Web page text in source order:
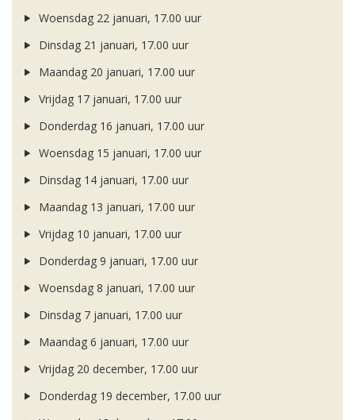
Woensdag 22 januari, 17.00 uur
Dinsdag 21 januari, 17.00 uur
Maandag 20 januari, 17.00 uur
Vrijdag 17 januari, 17.00 uur
Donderdag 16 januari, 17.00 uur
Woensdag 15 januari, 17.00 uur
Dinsdag 14 januari, 17.00 uur
Maandag 13 januari, 17.00 uur
Vrijdag 10 januari, 17.00 uur
Donderdag 9 januari, 17.00 uur
Woensdag 8 januari, 17.00 uur
Dinsdag 7 januari, 17.00 uur
Maandag 6 januari, 17.00 uur
Vrijdag 20 december, 17.00 uur
Donderdag 19 december, 17.00 uur